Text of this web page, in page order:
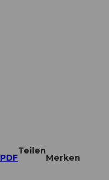
PDF
Teilen
Merken